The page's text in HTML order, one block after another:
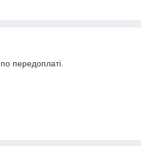
передоплаті.